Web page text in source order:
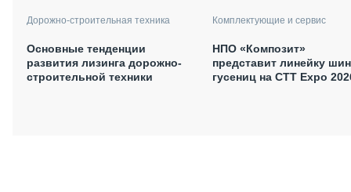
Дорожно-строительная техника
Основные тенденции
развития лизинга дорожно-
строительной техники
Комплектующие и сервис
НПО «Композит»
представит линейку
гусениц на СТТ Expo